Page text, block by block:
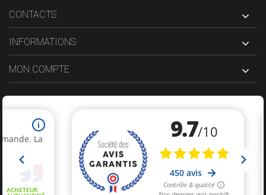
CONTACTS
INFORMATIONS
MON COMPTE